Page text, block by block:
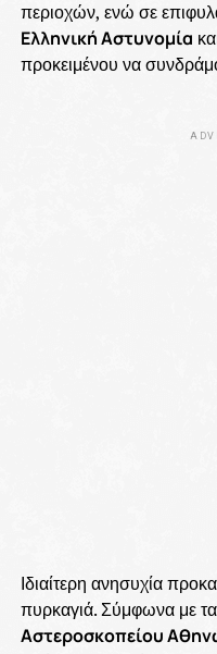
περιοχών, ενώ σε
Ελληνική Αστυνομία
προκειμένου να
Ιδιαίτερη ανησυχία
πυρκαγιά. Σύμφωνα με τα
Αστεροσκοπείου